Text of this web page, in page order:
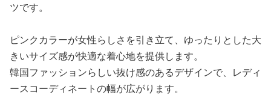
ツです。
ピンクカラーが女性らしさを引き立て、ゆったりとした大
きいサイズ感が快適な着心地を提供します。
韓国ファッションらしい抜け感のあるデザインで、レディ
ースコーディネートの幅が広がります。